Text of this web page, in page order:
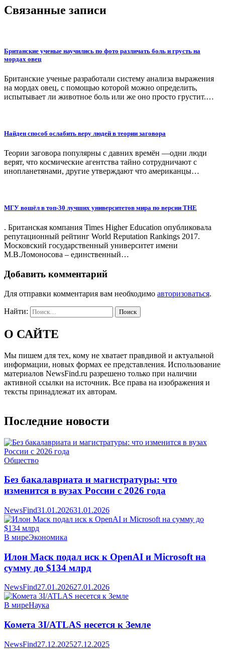
Связанные записи
Британские ученые научились по фото различать боль и грусть на
мордах овец
Британские ученые разработали систему анализа выражения
на мордах овец, с помощью которой можно определить,
испытывает ли животное боль или же оно просто грустит.…
Найден способ ослабить веру людей в теории заговора
Теории заговора популярны с давних времён —одни люди
верят, что космические агентства тайно сотрудничают с
инопланетянами, другие утверждают что американцы…
МГУ вошёл в топ-30 лучших университетов мира по версии THE
. Британская компания Times Higher Education опубликовала
репутационный рейтинг World Reputation Rankings 2017.
Московский государственный университет имени
М.В.Ломоносова – единственный…
Добавить комментарий
Для отправки комментария вам необходимо авторизоваться.
Найти:
О САЙТЕ
Мы пишем для тех, кому не хватает правдивой и актуальной
информации, новых формах ее представления. Использование
материалов NewsFind.ru разрешено только при наличии
активной ссылки на источник. Все права на изображения и
тексты принадлежат их авторам.
Последние новости
Общество
Без бакалавриата и магистратуры: что
изменится в вузах России с 2026 года
NewsFind31.01.202631.01.2026
В миреЭкономика
Илон Маск подал иск к OpenAI и Microsoft на
сумму до $134 млрд
NewsFind27.01.202627.01.2026
В миреНаука
Комета 3I/ATLAS несется к Земле
NewsFind27.12.202527.12.2025